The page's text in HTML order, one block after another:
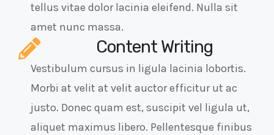
tellus vitae dolor lacinia eleifend. Nulla sit
amet nunc massa.
Content Writing
Vestibulum cursus in ligula lacinia lobortis.
Morbi at velit at velit auctor efficitur ut ac
justo. Donec quam est, suscipit vel ligula ut,
aliquet maximus libero. Pellentesque finibus